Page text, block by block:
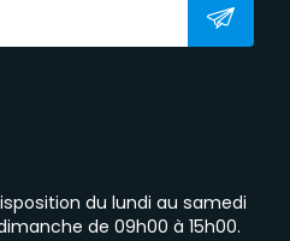
du lundi au samedi
de 09h00 à 15h00.